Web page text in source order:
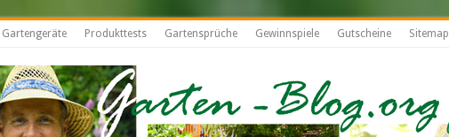
Gartengeräte Produkttests Gartensprüche Gewinnspiele Gutscheine Sitemap